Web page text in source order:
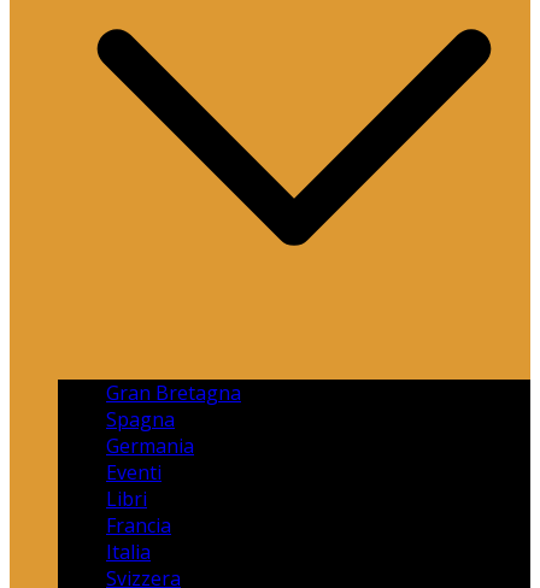
Gran Bretagna
Spagna
Germania
Eventi
Libri
Francia
Italia
Svizzera